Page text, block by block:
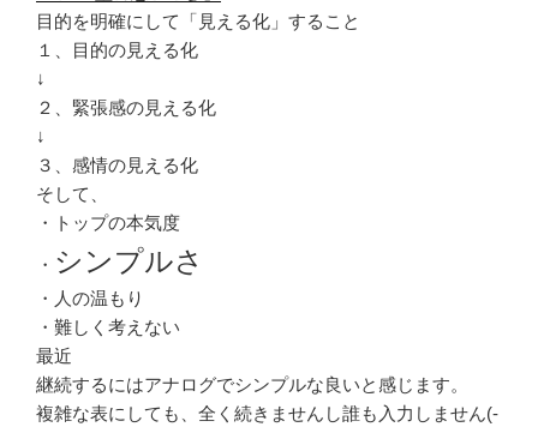
目的を明確にして「見える化」すること
１、目的の見える化
↓
２、緊張感の見える化
↓
３、感情の見える化
そして、
・トップの本気度
・ シンプルさ
・人の温もり
・難しく考えない
最近
継続するにはアナログでシンプルな良いと感じます。
複雑な表にしても、全く続きませんし誰も入力しません(-